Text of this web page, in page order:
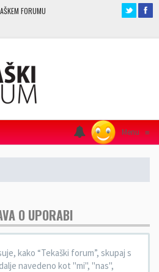
FORUMU
Menu ≡
O UPORABI
kako “Tekaški forum”, skupaj s
navedeno kot "mi", "nas",